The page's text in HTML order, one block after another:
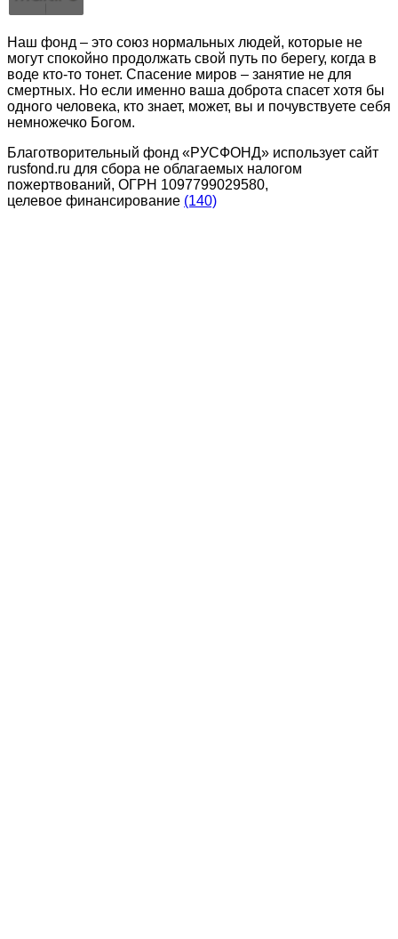
Наш фонд – это союз нормальных людей, которые не
могут спокойно продолжать свой путь по берегу, когда в
воде кто-то тонет. Спасение миров – занятие не для
смертных. Но если именно ваша доброта спасет хотя бы
одного человека, кто знает, может, вы и почувствуете себя
немножечко Богом.
Благотворительный фонд «РУСФОНД» использует сайт
rusfond.ru для сбора не облагаемых налогом
пожертвований, ОГРН 1097799029580,
целевое финансирование (140)